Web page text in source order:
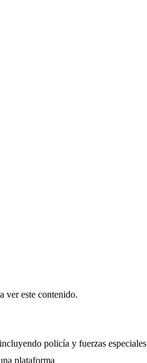
ver este contenido.
policía y fuerzas especiales
plataforma